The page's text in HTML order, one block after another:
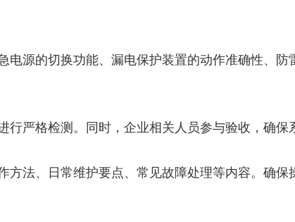
源的切换功能、漏电保护装置的动作准确性、防
严格检测。同时，企业相关人员参与验收，确保
法、日常维护要点、常见故障处理等内容。确保